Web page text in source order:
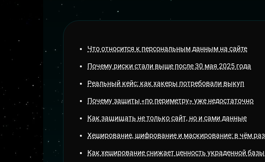
Что относится к персональным данным на сайте
Почему риски стали выше после 30 мая 2025 года
Реальный кейс: как хакеры потребовали выкуп
Почему защиты «по периметру» уже недостаточно
Как защищать не только сайт, но и сами данные
Хеширование, шифрование и маскирование: в чём
Как хеширование снижает ценность украденной базы